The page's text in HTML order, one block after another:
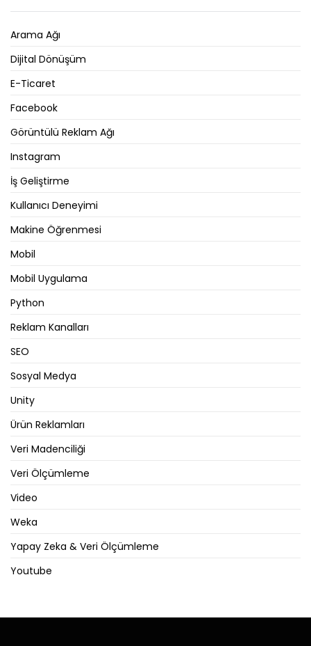
Arama Ağı
Dijital Dönüşüm
E-Ticaret
Facebook
Görüntülü Reklam Ağı
Instagram
İş Geliştirme
Kullanıcı Deneyimi
Makine Öğrenmesi
Mobil
Mobil Uygulama
Python
Reklam Kanalları
SEO
Sosyal Medya
Unity
Ürün Reklamları
Veri Madenciliği
Veri Ölçümleme
Video
Weka
Yapay Zeka & Veri Ölçümleme
Youtube